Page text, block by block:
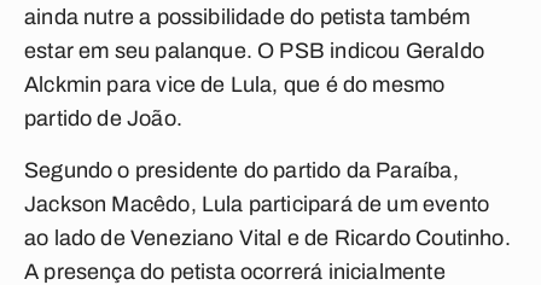
ainda nutre a possibilidade do petista também
estar em seu palanque. O PSB indicou Geraldo
Alckmin para vice de Lula, que é do mesmo
partido de João.
Segundo o presidente do partido da Paraíba,
Jackson Macêdo, Lula participará de um evento
ao lado de Veneziano Vital e de Ricardo Coutinho.
A presença do petista ocorrerá inicialmente